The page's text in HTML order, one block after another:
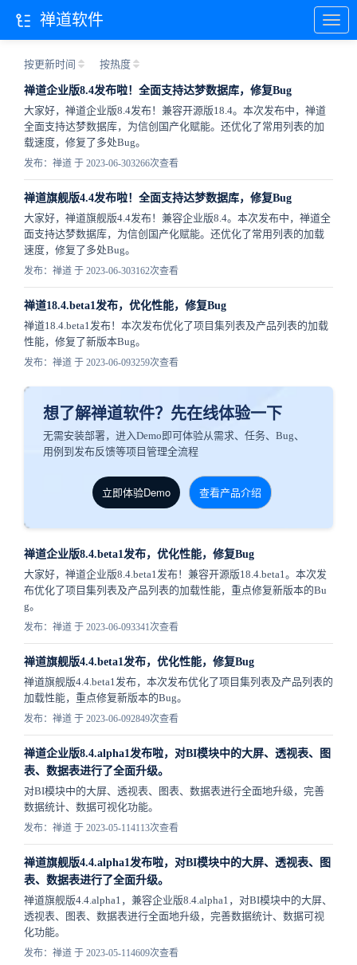
按更新时间 按热度
禅道企业版8.4发布啦！全面支持达梦数据库，修复Bug
大家好，禅道企业版8.4发布！兼容开源版18.4。本次发布中，禅道
全面支持达梦数据库，为信创国产化赋能。还优化了常用列表的加
载速度，修复了多处Bug。
发布：禅道 于 2023-06-303266次查看
禅道旗舰版4.4发布啦！全面支持达梦数据库，修复Bug
大家好，禅道旗舰版4.4发布！兼容企业版8.4。本次发布中，禅道全
面支持达梦数据库，为信创国产化赋能。还优化了常用列表的加载
速度，修复了多处Bug。
发布：禅道 于 2023-06-303162次查看
禅道18.4.beta1发布，优化性能，修复Bug
禅道18.4.beta1发布！本次发布优化了项目集列表及产品列表的加载
性能，修复了新版本Bug。
发布：禅道 于 2023-06-093259次查看
想了解禅道软件？先在线体验一下
无需安装部署，进入Demo即可体验从需求、任务、Bug、
用例到发布反馈等项目管理全流程
立即体验Demo 查看产品介绍
禅道企业版8.4.beta1发布，优化性能，修复Bug
大家好，禅道企业版8.4.beta1发布！兼容开源版18.4.beta1。本次发
布优化了项目集列表及产品列表的加载性能，重点修复新版本的Bu
g。
发布：禅道 于 2023-06-093341次查看
禅道旗舰版4.4.beta1发布，优化性能，修复Bug
禅道旗舰版4.4.beta1发布，本次发布优化了项目集列表及产品列表的
加载性能，重点修复新版本的Bug。
发布：禅道 于 2023-06-092849次查看
禅道企业版8.4.alpha1发布啦，对BI模块中的大屏、透视表、图
表、数据表进行了全面升级。
对BI模块中的大屏、透视表、图表、数据表进行全面地升级，完善
数据统计、数据可视化功能。
发布：禅道 于 2023-05-114113次查看
禅道旗舰版4.4.alpha1发布啦，对BI模块中的大屏、透视表、图
表、数据表进行了全面升级。
禅道旗舰版4.4.alpha1，兼容企业版8.4.alpha1，对BI模块中的大屏、
透视表、图表、数据表进行全面地升级，完善数据统计、数据可视
化功能。
发布：禅道 于 2023-05-114609次查看
禅道软件